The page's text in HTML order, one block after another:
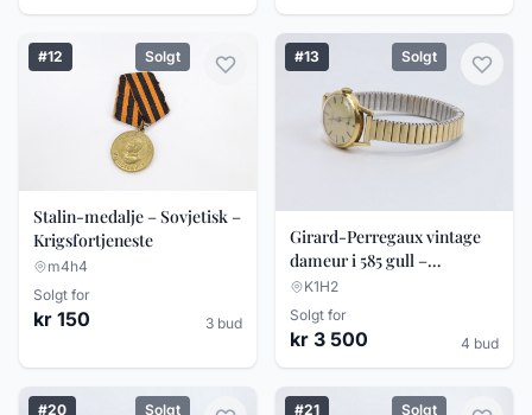
#12 Solgt
Stalin-medalje – Sovjetisk –
Krigsfortjeneste
m4h4
Solgt for
kr 150 3 bud
#13 Solgt
Girard-Perregaux vintage
dameur i 585 gull –
mekanisk klokke
K1H2
Solgt for
kr 3 500 4 bud
#20 Solgt #21 Solgt